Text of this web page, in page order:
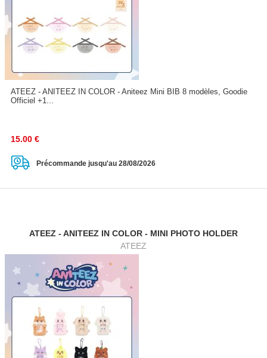
ATEEZ - ANITEEZ IN COLOR - Aniteez Mini BIB 8 modèles, Goodie
Officiel +1...
15.00 €
Précommande jusqu'au 28/08/2026
ATEEZ - ANITEEZ IN COLOR - MINI PHOTO HOLDER
ATEEZ